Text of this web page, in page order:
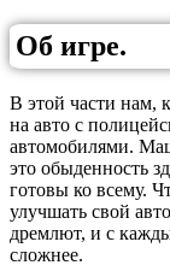
Об игре.
В этой части нам,
на авто с
автомобилями.
это обыденность
готовы ко всему.
улучшать свой
дремлют, и с
сложнее.